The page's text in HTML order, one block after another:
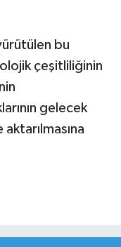
bu
çeşitliliğinin
gelecek